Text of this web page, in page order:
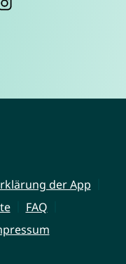
der App
FAQ